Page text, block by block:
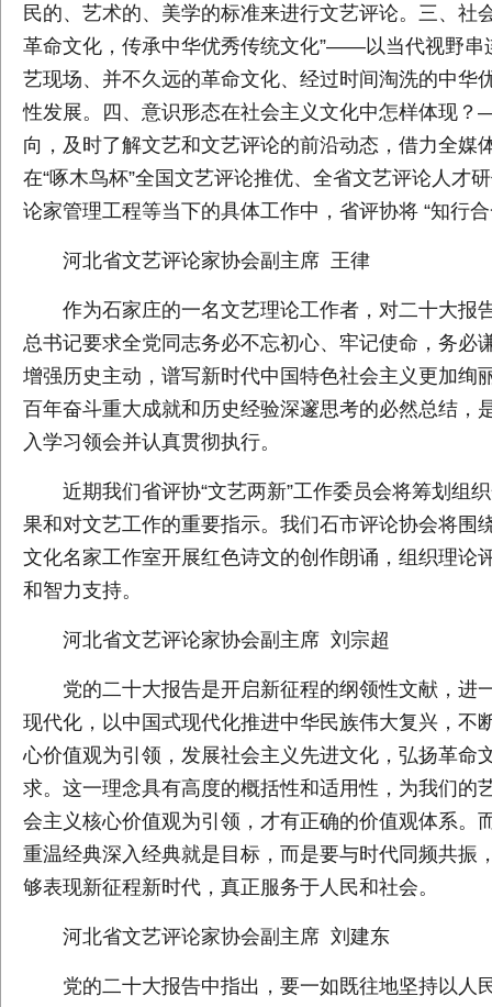
民的、艺术的、美学的标准来进行文艺评论。三、社
革命文化，传承中华优秀传统文化”——以当代视野串
艺现场、并不久远的革命文化、经过时间淘洗的中
性发展。四、意识形态在社会主义文化中怎样体现
向，及时了解文艺和文艺评论的前沿动态，借力全
在“啄木鸟杯”全国文艺评论推优、全省文艺评论人才
论家管理工程等当下的具体工作中，省评协将 “知行
河北省文艺评论家协会副主席 王律
作为石家庄的一名文艺理论工作者，对二十大报
总书记要求全党同志务必不忘初心、牢记使命，务
增强历史主动，谱写新时代中国特色社会主义更加绚
百年奋斗重大成就和历史经验深邃思考的必然总结
入学习领会并认真贯彻执行。
近期我们省评协“文艺两新”工作委员会将筹划组
果和对文艺工作的重要指示。我们石市评论协会将
文化名家工作室开展红色诗文的创作朗诵，组织理
和智力支持。
河北省文艺评论家协会副主席 刘宗超
党的二十大报告是开启新征程的纲领性文献，
现代化，以中国式现代化推进中华民族伟大复兴，
心价值观为引领，发展社会主义先进文化，弘扬革
求。这一理念具有高度的概括性和适用性，为我们
会主义核心价值观为引领，才有正确的价值观体系
重温经典深入经典就是目标，而是要与时代同频共
够表现新征程新时代，真正服务于人民和社会。
河北省文艺评论家协会副主席 刘建东
党的二十大报告中指出，要一如既往地坚持以